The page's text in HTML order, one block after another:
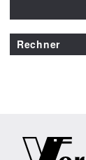
Rechner